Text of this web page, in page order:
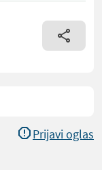
Prijavi oglas